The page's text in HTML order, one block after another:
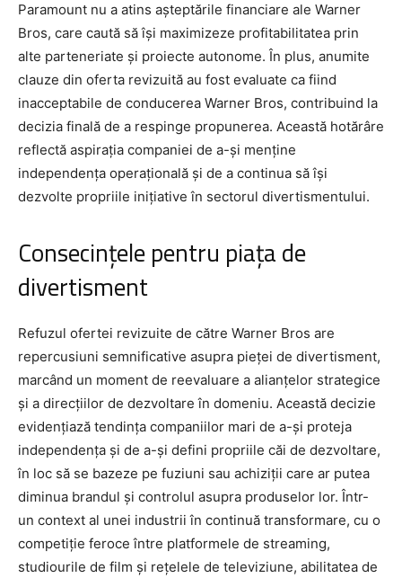
Paramount nu a atins așteptările financiare ale Warner
Bros, care caută să își maximizeze profitabilitatea prin
alte parteneriate și proiecte autonome. În plus, anumite
clauze din oferta revizuită au fost evaluate ca fiind
inacceptabile de conducerea Warner Bros, contribuind la
decizia finală de a respinge propunerea. Această hotărâre
reflectă aspirația companiei de a-și menține
independența operațională și de a continua să își
dezvolte propriile inițiative în sectorul divertismentului.
Consecințele pentru piața de
divertisment
Refuzul ofertei revizuite de către Warner Bros are
repercusiuni semnificative asupra pieței de divertisment,
marcând un moment de reevaluare a alianțelor strategice
și a direcțiilor de dezvoltare în domeniu. Această decizie
evidențiază tendința companiilor mari de a-și proteja
independența și de a-și defini propriile căi de dezvoltare,
în loc să se bazeze pe fuziuni sau achiziții care ar putea
diminua brandul și controlul asupra produselor lor. Într-
un context al unei industrii în continuă transformare, cu o
competiție feroce între platformele de streaming,
studiourile de film și rețelele de televiziune, abilitatea de